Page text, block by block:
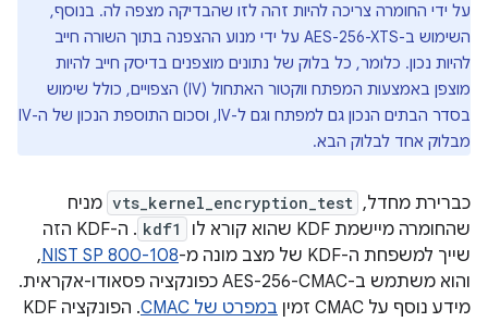
על ידי החומרה צריכה להיות זהה לזו שהבדיקה מצפה לה. בנוסף,
השימוש ב-AES-256-XTS על ידי מנוע ההצפנה בתוך השורה חייב
להיות נכון. כלומר, כל בלוק של נתונים מוצפנים בדיסק חייב להיות
מוצפן באמצעות המפתח ווקטור האתחול (IV) הצפויים, כולל שימוש
בסדר הבתים הנכון גם למפתח וגם ל-IV, וסכום התוספת הנכון של ה-IV
מבלוק אחד לבלוק הבא.
כברירת מחדל, vts_kernel_encryption_test מניח
שהחומרה מיישמת KDF שהוא קורא לו
kdf1
. ה-KDF הזה
שייך למשפחת ה-KDF של מצב מונה מ-
NIST SP 800-108
,
והוא משתמש ב-AES-256-CMAC כפונקציה פסאודו-אקראית.
מידע נוסף על CMAC זמין
במפרט של CMAC
. הפונקציה KDF